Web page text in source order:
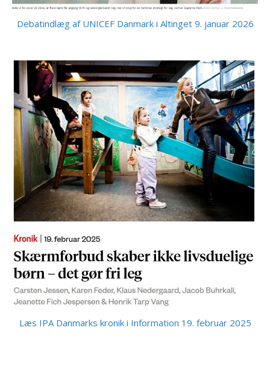
Debatindlæg af UNICEF Danmark i Altinget 9. januar 2026
Læs IPA Danmarks kronik i Information 19. februar 2025